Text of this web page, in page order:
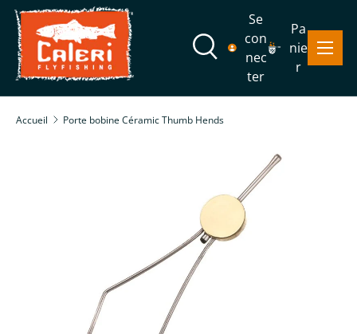
Aller au contenu
Recherche
Recherche
Se
con
nec
ter
Pa
nie
r
Menu
Accueil Porte bobine Céramic Thumb Hends